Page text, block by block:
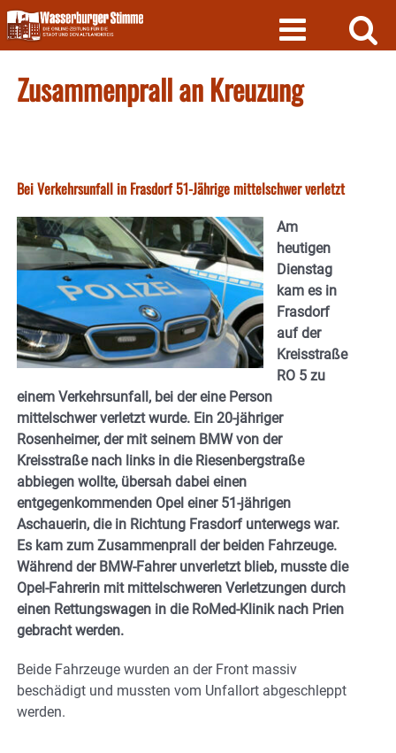
Skip
to
content
Zusammenprall an Kreuzung
Bei Verkehrsunfall in Frasdorf 51-Jährige mittelschwer verletzt
Am
heutigen
Dienstag
kam es in
Frasdorf
auf der
Kreisstraße
RO 5 zu
einem Verkehrsunfall, bei der eine Person
mittelschwer verletzt wurde. Ein 20-jähriger
Rosenheimer, der mit seinem BMW von der
Kreisstraße nach links in die Riesenbergstraße
abbiegen wollte, übersah dabei einen
entgegenkommenden Opel einer 51-jährigen
Aschauerin, die in Richtung Frasdorf unterwegs war.
Es kam zum Zusammenprall der beiden Fahrzeuge.
Während der BMW-Fahrer unverletzt blieb, musste die
Opel-Fahrerin mit mittelschweren Verletzungen durch
einen Rettungswagen in die RoMed-Klinik nach Prien
gebracht werden.
Beide Fahrzeuge wurden an der Front massiv
beschädigt und mussten vom Unfallort abgeschleppt
werden.